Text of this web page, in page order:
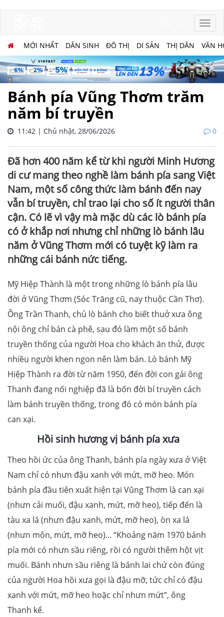
MỚI NHẤT DÂN SINH ĐÔ THỊ DI SẢN THỊ DÂN VĂN
Bánh pía Vũng Thơm trăm
năm bí truyền
11:42 | Chủ nhật, 28/06/2026 0
Đã hơn 400 năm kể từ khi người Minh Hương
di cư mang theo nghề làm bánh pía sang Việt
Nam, một số công thức làm bánh đến nay
vẫn bí truyền, chỉ trao lại cho số ít người thân
cận. Có lẽ vì vậy mà mặc dù các lò bánh pía
có ở khắp nơi nhưng chỉ những lò bánh lâu
năm ở Vũng Thơm mới có tuyệt kỹ làm ra
những cái bánh nức tiếng.
Mỹ Hiệp Thành là một trong những lò bánh pía lâu
đời ở Vũng Thơm (Sóc Trăng cũ, nay thuộc Cần Thơ).
Ông Trần Thanh, chủ lò bánh cho biết thuở xưa ông
nội ông chỉ bán cà phê, sau đó làm một số bánh
truyền thống của người Hoa cho khách ăn thử, được
nhiều người khen ngon nên làm bán. Lò bánh Mỹ
Hiệp Thành ra đời từ năm 1950, đến đời con gái ông
Thanh đang nối nghiệp đã là bốn đời bí truyền cách
làm bánh truyền thống, trong đó có món bánh pía
can xại.
Hồi sinh hương vị bánh pía xưa
Theo hồi ức của ông Thanh, bánh pía ngày xưa ở Việt
Nam chỉ có nhưn đậu xanh với mứt, mỡ heo. Món
bánh pía đầu tiên xuất hiện tại Vũng Thơm là can xại
(nhưn cải muối, đậu xanh, mứt, mỡ heo), tiếp đến là
tàu xa lá (nhưn đậu xanh, mứt, mỡ heo), òn xa lá
(nhưn môn, mứt, mỡ heo)... “Khoảng năm 1970 bánh
pía mới có nhưn sầu riêng, rồi có người thêm hột vịt
muối. Bánh nhưn sầu riêng là bánh lai chứ còn đúng
của người Hoa hồi xưa gọi là đậu mỡ, tức chỉ có đậu
xanh với mứt, mỡ heo hoặc chỉ nhưn mứt”, ông
Thanh kể.